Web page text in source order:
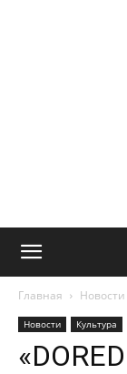
Главная Новости
Новости Культура